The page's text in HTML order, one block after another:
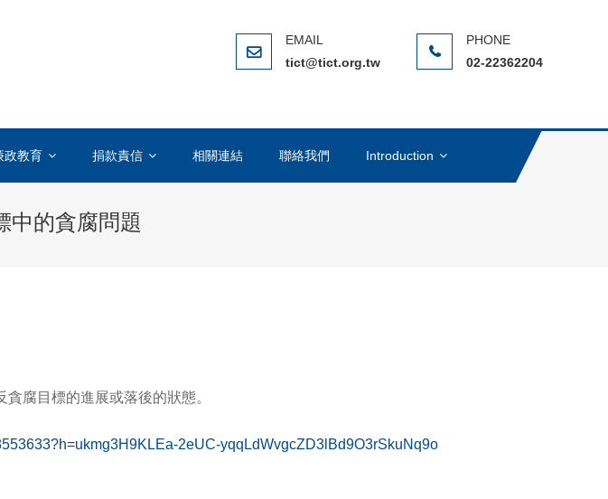
TRANSPARENCY INTERNATIONAL CHINESE TAIPEI
擊貪汙腐敗的國際性非政府組織(NGO)，在全球反貪腐運動中扮演著重要的角色
tict@tict.org.tw 02-22362204
政教育 捐款責信 相關連結 聯絡我們 Introduction
中的貪腐問題
腐目標的進展或落後的狀態。
2eUC-yqqLdWvgcZD3lBd9O3rSkuNq9o